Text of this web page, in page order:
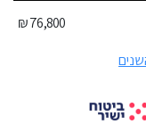
76,800 ₪